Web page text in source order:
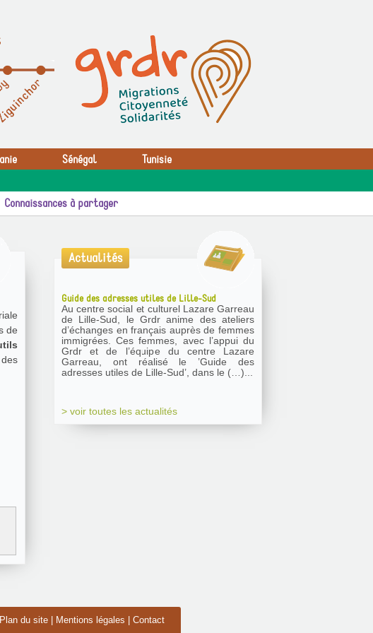
Sénégal Tunisie
Connaissances à partager
de
Actualités
Guide des adresses utiles de Lille-Sud
Au centre social et culturel Lazare Garreau
de Lille-Sud, le Grdr anime des ateliers
d’échanges en français auprès de femmes
immigrées. Ces femmes, avec l’appui du
Grdr et de l’équipe du centre Lazare
Garreau, ont réalisé le ’Guide des
adresses utiles de Lille-Sud’, dans le (…)...
> voir toutes les actualités
Plan du site| Mentions légales Contact